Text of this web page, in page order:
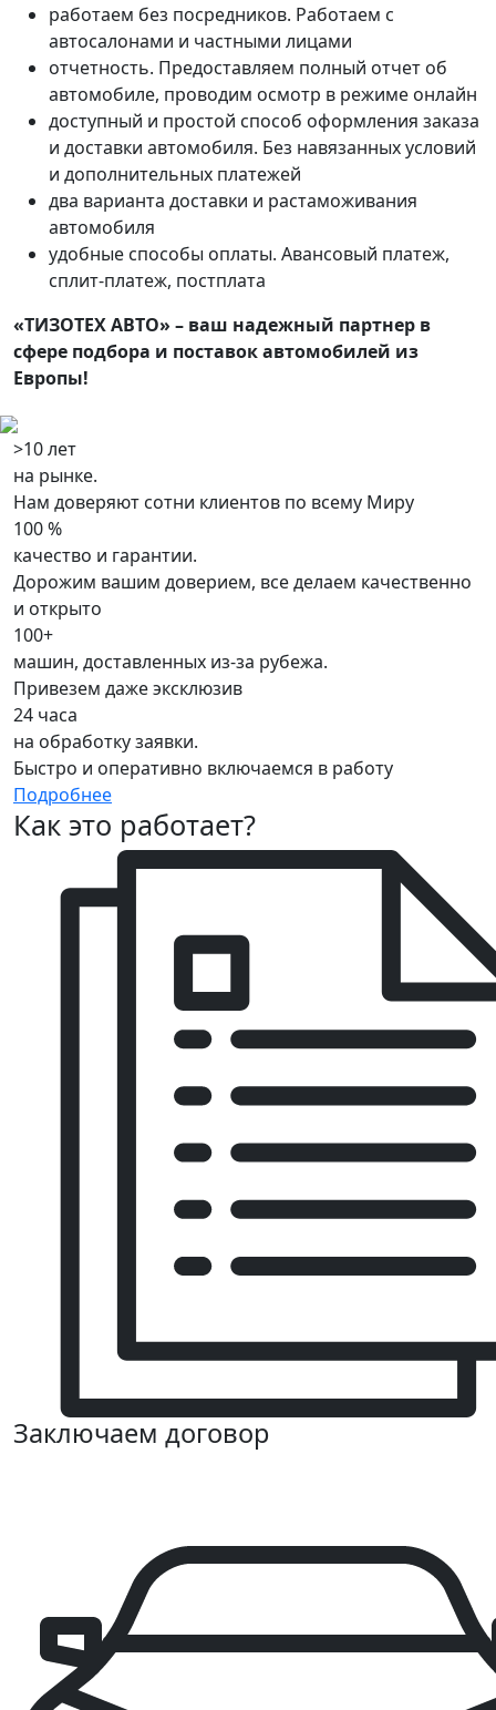
работаем без посредников. Работаем с
автосалонами и частными лицами
отчетность. Предоставляем полный отчет об
автомобиле, проводим осмотр в режиме онлайн
доступный и простой способ оформления заказа
и доставки автомобиля. Без навязанных условий
и дополнительных платежей
два варианта доставки и растаможивания
автомобиля
удобные способы оплаты. Авансовый платеж,
сплит-платеж, постплата
«ТИЗОТЕХ АВТО» – ваш надежный партнер в
сфере подбора и поставок автомобилей из
Европы!
>10 лет
на рынке.
Нам доверяют сотни клиентов по всему Миру
100 %
качество и гарантии.
Дорожим вашим доверием, все делаем качественно
и открыто
100+
машин, доставленных из-за рубежа.
Привезем даже эксклюзив
24 часа
на обработку заявки.
Быстро и оперативно включаемся в работу
Подробнее
Как это работает?
Заключаем договор